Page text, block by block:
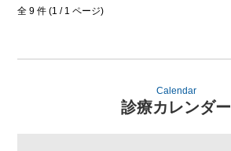
全 9 件 (1 / 1 ページ)
Calendar
診療カレンダー